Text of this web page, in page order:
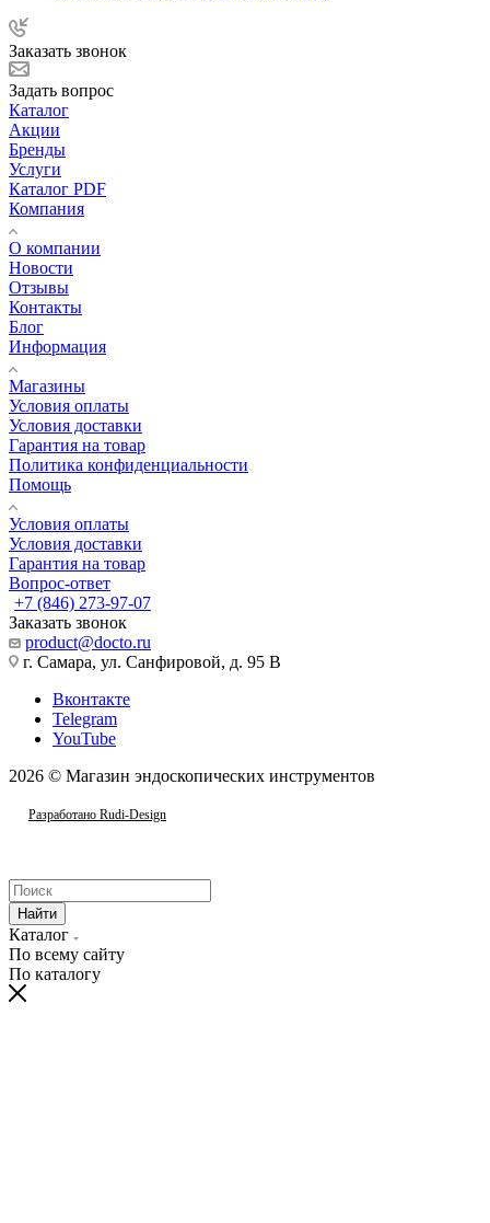
Заказать звонок
Задать вопрос
Каталог
Акции
Бренды
Услуги
Каталог PDF
Компания
О компании
Новости
Отзывы
Контакты
Блог
Информация
Магазины
Условия оплаты
Условия доставки
Гарантия на товар
Политика конфиденциальности
Помощь
Условия оплаты
Условия доставки
Гарантия на товар
Вопрос-ответ
+7 (846) 273-97-07
Заказать звонок
product@docto.ru
г. Самара, ул. Санфировой, д. 95 В
Вконтакте
Telegram
YouTube
2026 © Магазин эндоскопических инструментов
Разработано Rudi-Design
Найти
Каталог
По всему сайту
По каталогу